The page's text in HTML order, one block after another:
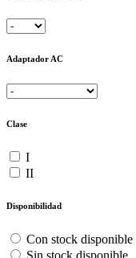
Adaptador AC
Clase
I
II
Disponibilidad
Con stock disponible